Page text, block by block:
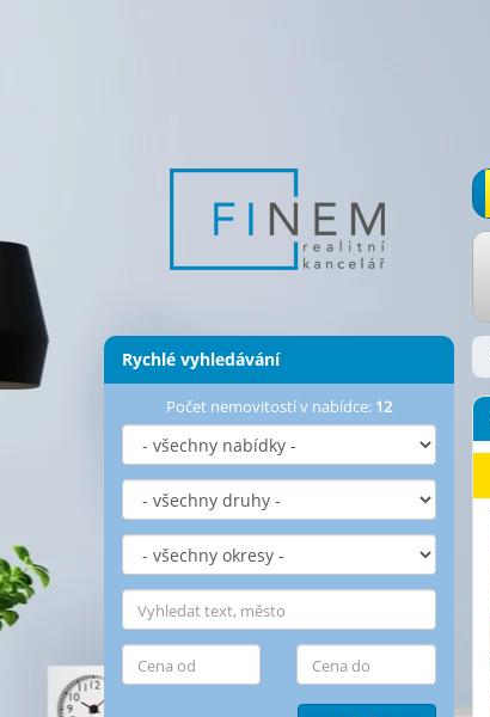
Rychlé vyhledávání
Počet nemovitostí v nabídce: 12